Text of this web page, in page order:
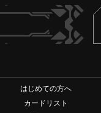
はじめての方へ
カードリスト